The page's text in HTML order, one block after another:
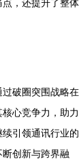
，还提升了整体
破圈突围战略在
心竞争力，助力
引领通讯行业的
创新与跨界融